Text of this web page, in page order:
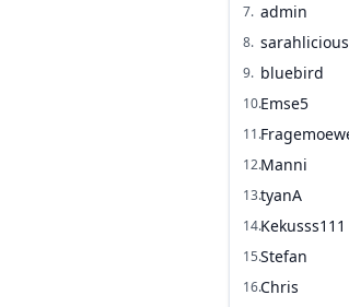
7. admin
8. sarahlicious
9. bluebird
10.Emse5
11.
12.Manni
13.tyanA
14.Kekusss111
15.Stefan
16.Chris